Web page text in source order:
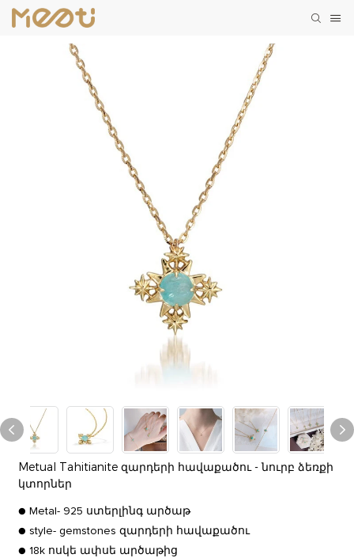
Metual Tahitianite զարդերի հավաքածու - նուրբ ձեռքի
կտորներ
● Metal- 925 ստերլինգ արծաթ
● style- gemstones զարդերի հավաքածու
● 18k ոսկե ափսե արծաթից